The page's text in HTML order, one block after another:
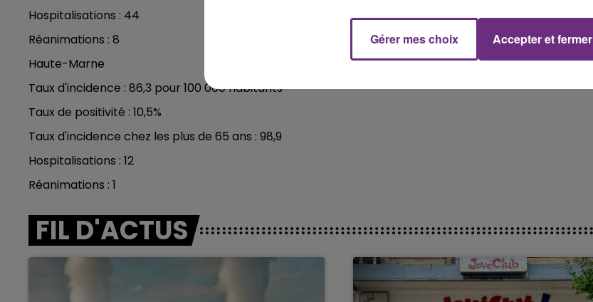
Hospitalisations : 44
Réanimations : 8
Haute-Marne
Taux d'incidence : 86,3 pour 100 000 habitants
Taux de positivité : 10,5%
Taux d'incidence chez les plus de 65 ans : 98,9
Hospitalisations : 12
Réanimations : 1
FIL D'ACTUS
Gérer mes choix Accepter et fermer